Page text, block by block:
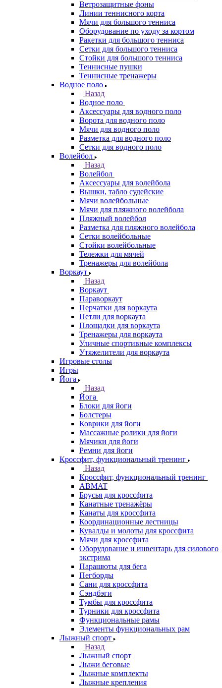
Ветрозащитные фоны
Линии теннисного корта
Мячи для большого тенниса
Оборудование по уходу за кортом
Ракетки для большого тенниса
Сетки для большого тенниса
Стойки для большого тенниса
Теннисные пушки
Теннисные тренажеры
Водное поло
Назад
Водное поло
Аксессуары для водного поло
Ворота для водного поло
Мячи для водного поло
Разметка для водного поло
Сетки для водного поло
Волейбол
Назад
Волейбол
Аксессуары для волейбола
Вышки, табло судейские
Мячи волейбольные
Мячи для пляжного волейбола
Пляжный волейбол
Разметка для пляжного волейбола
Сетки волейбольные
Стойки волейбольные
Тележки для мячей
Тренажеры для волейбола
Воркаут
Назад
Воркаут
Параворкаут
Перчатки для воркаута
Петли для воркаута
Площадки для воркаута
Тренажеры для воркаута
Уличные спортивные комплексы
Утяжелители для воркаута
Игровые столы
Игры
Йога
Назад
Йога
Блоки для йоги
Болстеры
Коврики для йоги
Массажные ролики для йоги
Мячики для йоги
Ремни для йоги
Кроссфит, функциональный тренинг
Назад
Кроссфит, функциональный тренинг
ABMAT
Брусья для кроссфита
Канатные тренажёры
Канаты для кроссфита
Координационные лестницы
Кувалды и молоты для кроссфита
Мячи для кроссфита
Оборудование и инвентарь для силового
экстрима
Парашюты для бега
Пегборды
Сани для кроссфита
Сэндбэги
Тумбы для кроссфита
Турники для кроссфита
Функциональные рамы
Элементы функциональных рам
Лыжный спорт
Назад
Лыжный спорт
Лыжи беговые
Лыжные комплекты
Лыжные крепления